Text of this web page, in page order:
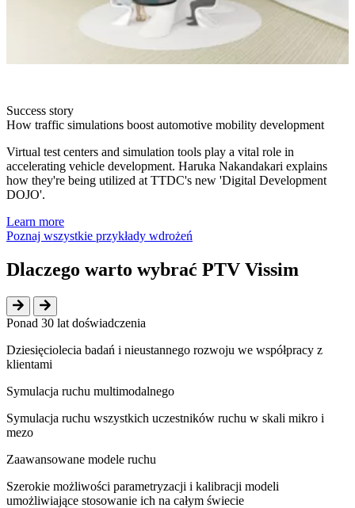
Success story
How traffic simulations boost automotive mobility development
Virtual test centers and simulation tools play a vital role in
accelerating vehicle development. Haruka Nakandakari explains
how they're being utilized at TTDC's new 'Digital Development
DOJO'.
Learn more
Poznaj wszystkie przykłady wdrożeń
Dlaczego warto wybrać PTV Vissim
Ponad 30 lat doświadczenia
Dziesięciolecia badań i nieustannego rozwoju we współpracy z
klientami
Symulacja ruchu multimodalnego
Symulacja ruchu wszystkich uczestników ruchu w skali mikro i
mezo
Zaawansowane modele ruchu
Szerokie możliwości parametryzacji i kalibracji modeli
umożliwiające stosowanie ich na całym świecie